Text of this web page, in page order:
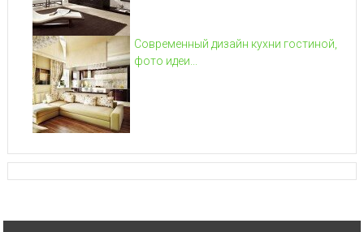
Современный дизайн кухни гостиной,
фото идеи...